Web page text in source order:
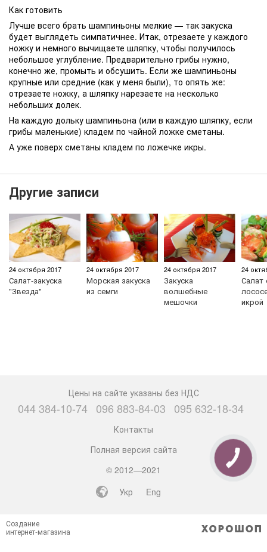
Как готовить
Лучше всего брать шампиньоны мелкие — так закуска
будет выглядеть симпатичнее. Итак, отрезаете у каждого
ножку и немного вычищаете шляпку, чтобы получилось
небольшое углубление. Предварительно грибы нужно,
конечно же, промыть и обсушить. Если же шампиньоны
крупные или средние (как у меня были), то опять же:
отрезаете ножку, а шляпку нарезаете на несколько
небольших долек.
На каждую дольку шампиньона (или в каждую шляпку, если
грибы маленькие) кладем по чайной ложке сметаны.
А уже поверх сметаны кладем по ложечке икры.
Другие записи
24 октября 2017
Салат-закуска
"Звезда"
24 октября 2017
Морская закуска
из семги
24 октября 2017
Закуска
волшебные
мешочки
24
Салат
икрой
Цены на сайте указаны без НДС
044 384-10-74 096 883-84-03 095 632-18-34
Контакты
Полная версия сайта
© 2012—2021
Укр
Eng
Создание
интернет-магазина
КНОПКА
СВЯЗИ